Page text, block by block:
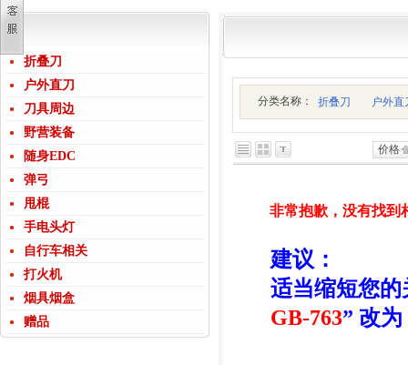
折叠刀
户外直刀
刀具周边
野营装备
随身EDC
弹弓
甩棍
手电头灯
自行车相关
打火机
烟具烟盒
赠品
分类名称： 折叠刀 户外直
价格
非常抱歉，没有找到
建议：
适当缩短您
GB-763” 改为